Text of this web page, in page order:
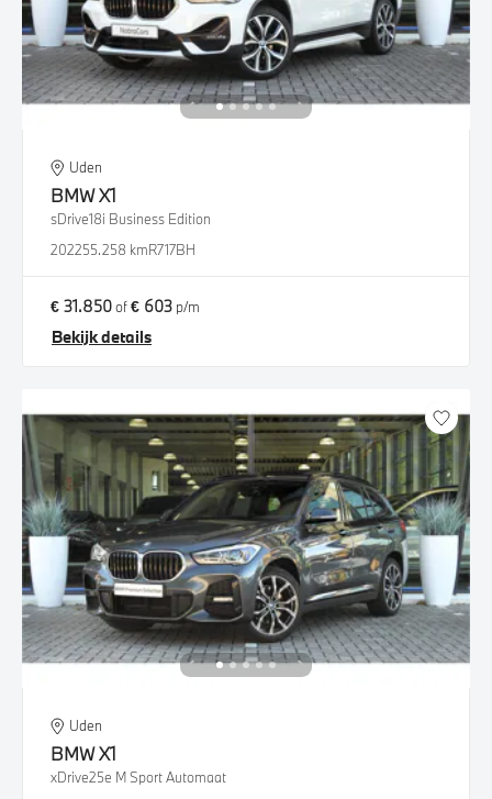
Uden
BMWX1
sDrive18i Business Edition
202255.258 kmR717BH
€ 31.850of€ 603 p/m
Bekijk details
Uden
BMWX1
xDrive25e M Sport Automaat